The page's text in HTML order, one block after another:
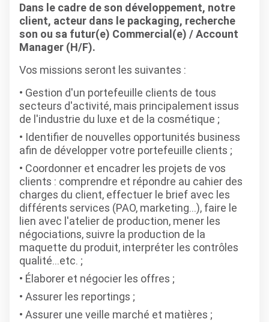
Dans le cadre de son développement, notre
client, acteur dans le packaging, recherche
son ou sa futur(e) Commercial(e) / Account
Manager (H/F).
Vos missions seront les suivantes :
Gestion d'un portefeuille clients de tous
secteurs d'activité, mais principalement issus
de l'industrie du luxe et de la cosmétique ;
Identifier de nouvelles opportunités business
afin de développer votre portefeuille clients ;
Coordonner et encadrer les projets de vos
clients : comprendre et répondre au cahier des
charges du client, effectuer le brief avec les
différents services (PAO, marketing...), faire le
lien avec l'atelier de production, mener les
négociations, suivre la production de la
maquette du produit, interpréter les contrôles
qualité...etc. ;
Élaborer et négocier les offres ;
Assurer les reportings ;
Assurer une veille marché et matières ;